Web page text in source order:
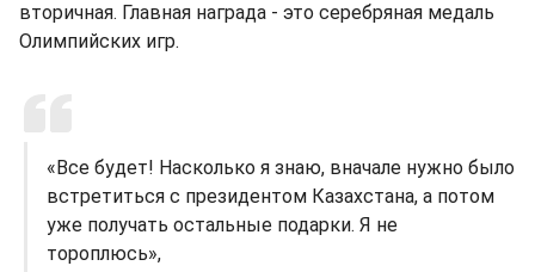
вторичная. Главная награда - это серебряная медаль
Олимпийских игр.
«Все будет! Насколько я знаю, вначале нужно было
встретиться с президентом Казахстана, а потом
уже получать остальные подарки. Я не
тороплюсь»,